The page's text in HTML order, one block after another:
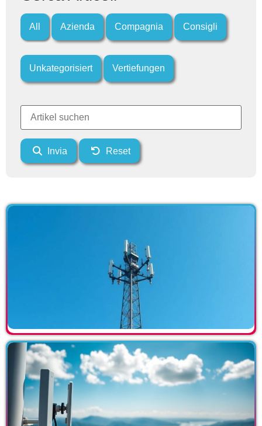
All Azienda Compagnia Consigli
Unkategorisiert Vertiefungen
Invia Reset